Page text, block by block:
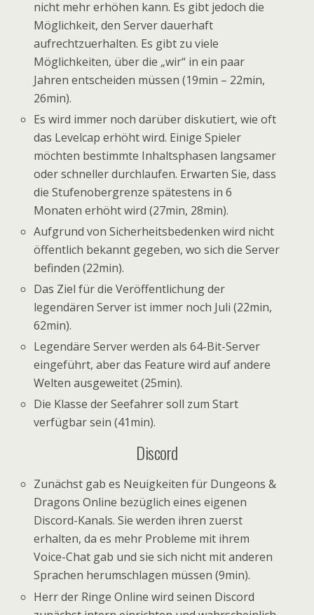
nicht mehr erhöhen kann. Es gibt jedoch die
Möglichkeit, den Server dauerhaft
aufrechtzuerhalten. Es gibt zu viele
Möglichkeiten, über die „wir“ in ein paar
Jahren entscheiden müssen (19min – 22min,
26min).
Es wird immer noch darüber diskutiert, wie oft
das Levelcap erhöht wird. Einige Spieler
möchten bestimmte Inhaltsphasen langsamer
oder schneller durchlaufen. Erwarten Sie, dass
die Stufenobergrenze spätestens in 6
Monaten erhöht wird (27min, 28min).
Aufgrund von Sicherheitsbedenken wird nicht
öffentlich bekannt gegeben, wo sich die Server
befinden (22min).
Das Ziel für die Veröffentlichung der
legendären Server ist immer noch Juli (22min,
62min).
Legendäre Server werden als 64-Bit-Server
eingeführt, aber das Feature wird auf andere
Welten ausgeweitet (25min).
Die Klasse der Seefahrer soll zum Start
verfügbar sein (41min).
Discord
Zunächst gab es Neuigkeiten für Dungeons &
Dragons Online bezüglich eines eigenen
Discord-Kanals. Sie werden ihren zuerst
erhalten, da es mehr Probleme mit ihrem
Voice-Chat gab und sie sich nicht mit anderen
Sprachen herumschlagen müssen (9min).
Herr der Ringe Online wird seinen Discord